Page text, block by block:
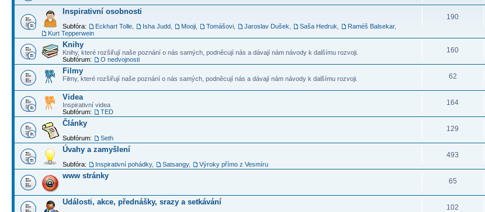
Inspirativní osobnosti
Subfóra: Eckhart Tolle Isha Judd Mooji Tomášovi Jaroslav Dušek Saša Hedruk Raméš Balsekar,
Kurt Tepperwein
190
Knihy
Knihy, které rozšiřují naše poznání o nás samých, podněcují nás a dávají nám návody k dalšímu rozvoji.
Subfórum:
O nedvojnosti
160
Filmy
Filmy, které rozšiřují naše poznání o nás samých, podněcují nás a dávají nám návody k dalšímu rozvoji. 62
Videa
Inspirativní videa
Subfórum:
TED
164
Články
Subfórum: Seth
129
Úvahy a zamyšlení
Subfóra: Inspirativní pohádky, Satsangy, Výroky přímo z Vesmíru
493
www stránky
65
Události, akce, přednášky, srazy a setkávání
102